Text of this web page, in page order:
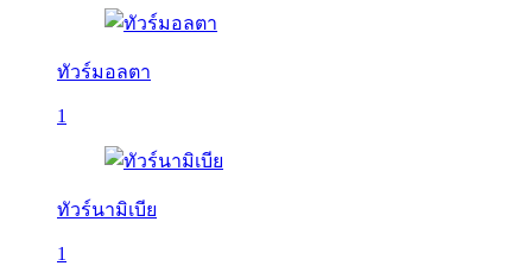
ทัวร์มอลตา
1
ทัวร์นามิเบีย
1